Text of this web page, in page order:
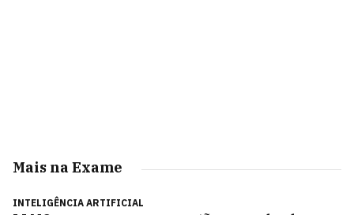
Mais na Exame
INTELIGÊNCIA ARTIFICIAL